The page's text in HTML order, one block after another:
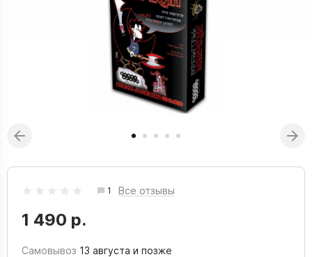
1 Все отзывы
1 490 р.
Самовывоз 13 августа и позже